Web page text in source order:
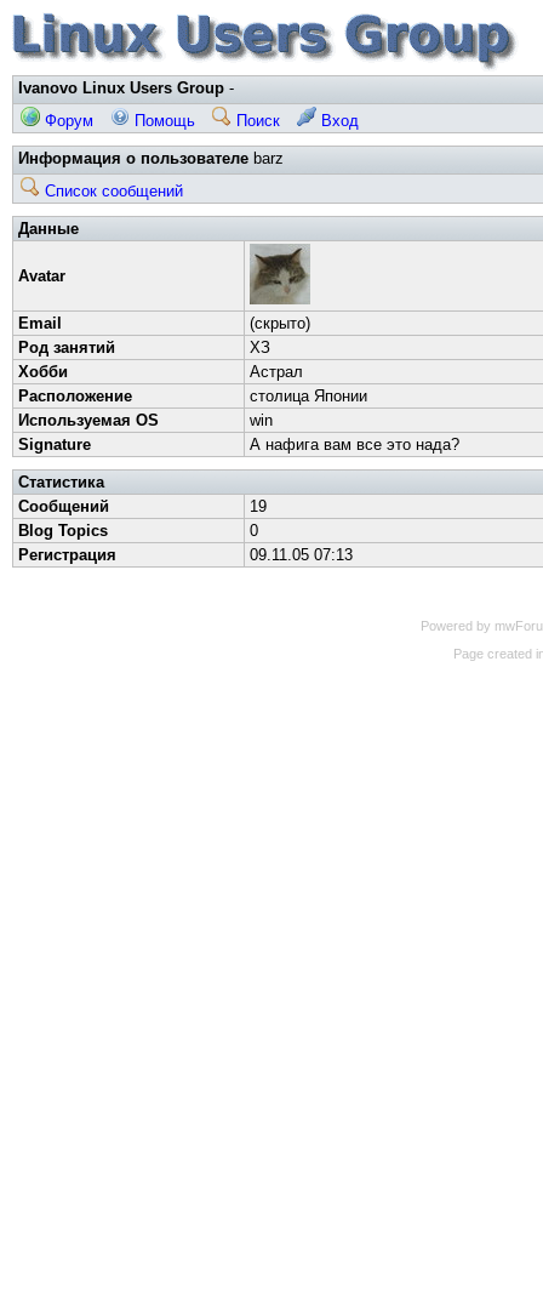
Ivanovo Linux Users Group -
Форум
Помощь Поиск Вход
Информация о пользователе barz
Список сообщений
Данные
Avatar
Email
(скрыто)
Род занятий
ХЗ
Хобби
Астрал
Расположение
столица Японии
Используемая OS
win
Signature
А нафига вам все это нада?
Статистика
Сообщений
19
Blog Topics
0
Регистрация
09.11.05 07:13
Powered by
Page created